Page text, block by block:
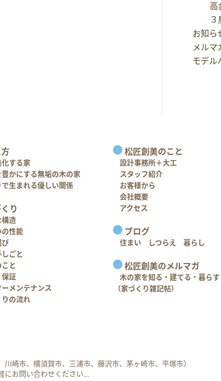
高台
３層
お知ら
メルマ
モデル
化する家
豊かにする無垢の木の家
で生まれる優しい関係
り
構造
の性能
び
しごと
こと
保証
ーメンテナンス
りの流れ
松匠創美のこと
設計事務所＋大工
スタッフ紹介
お客様から
会社概要
アクセス
ブログ
住まい しつらえ 暮らし
松匠創美のメルマガ
木の家を知る・建てる・暮らす
（家づくり雑記帖）
崎市、横須賀市、三浦市、藤沢市、茅ヶ崎市、平塚市）
にお問い合わせください…